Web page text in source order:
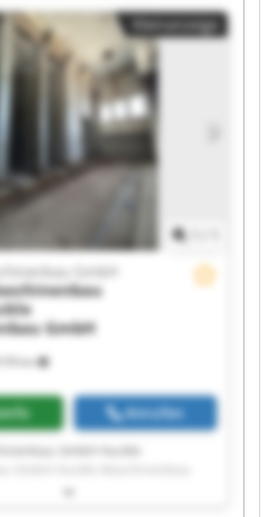
Maschinenbau GmbH Huckle
GmbH Huckle Maschinenbau
Maschinenbau GmbH Huckle
GmbH Huckle Maschinenbau
Maschinenbau GmbH Huckle
GmbH Huckle Maschinenbau
Maschinenbau GmbH Huckle
GmbH Huckle Maschinenbau
Maschinenbau GmbH Huckle
GmbH
Kleinanzeige
378 km
GmbH
GmbH
Anrufen
Maschinenbau GmbH Huckle